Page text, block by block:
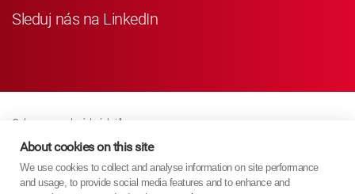
Sleduj nás na LinkedIn
Ochrana osobních údajů
Business Partner Privacy
Zásady Souborů Cookies
Modern Slavery Act Policy
About cookies on this site
We use cookies to collect and analyse information on site performance
and usage, to provide social media features and to enhance and